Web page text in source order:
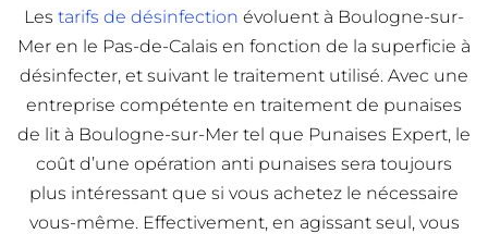
Les tarifs de désinfection évoluent à Boulogne-sur-
Mer en le Pas-de-Calais en fonction de la superficie à
désinfecter, et suivant le traitement utilisé. Avec une
entreprise compétente en traitement de punaises
de lit à Boulogne-sur-Mer tel que Punaises Expert, le
coût d’une opération anti punaises sera toujours
plus intéressant que si vous achetez le nécessaire
vous-même. Effectivement, en agissant seul, vous